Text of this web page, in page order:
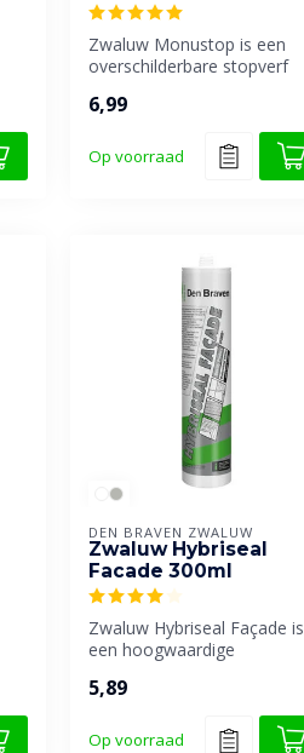
Zwaluw Monustop is een
overschilderbare stopverf
hybride ...
6,99
Op voorraad
DEN BRAVEN ZWALUW
Zwaluw Hybriseal
Facade 300ml
Zwaluw Hybriseal Façade is
een hoogwaardige
afdichtings...
5,89
Op voorraad